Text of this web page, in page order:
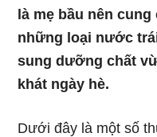
là mẹ bầu nên
những loại nước
sung dưỡng chất
khát ngày hè.
Dưới đây là một số